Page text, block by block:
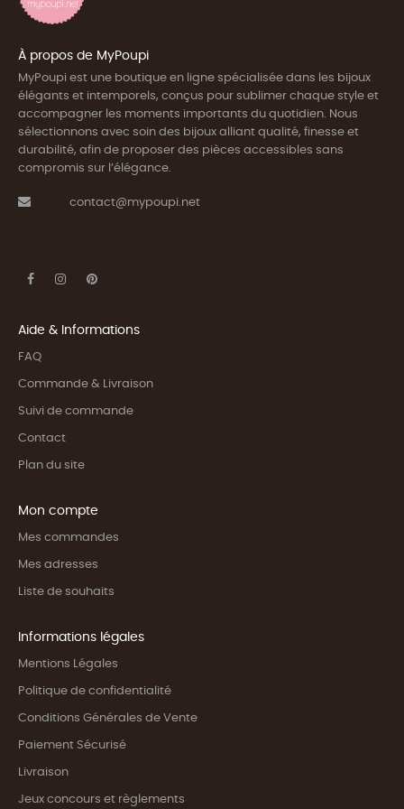
À propos de MyPoupi
MyPoupi est une boutique en ligne spécialisée dans les bijoux
élégants et intemporels, conçus pour sublimer chaque style et
accompagner les moments importants du quotidien. Nous
sélectionnons avec soin des bijoux alliant qualité, finesse et
durabilité, afin de proposer des pièces accessibles sans
compromis sur l’élégance.
contact@mypoupi.net
Aide & Informations
FAQ
Commande & Livraison
Suivi de commande
Contact
Plan du site
Mon compte
Mes commandes
Mes adresses
Liste de souhaits
Informations légales
Mentions Légales
Politique de confidentialité
Conditions Générales de Vente
Paiement Sécurisé
Livraison
Jeux concours et règlements